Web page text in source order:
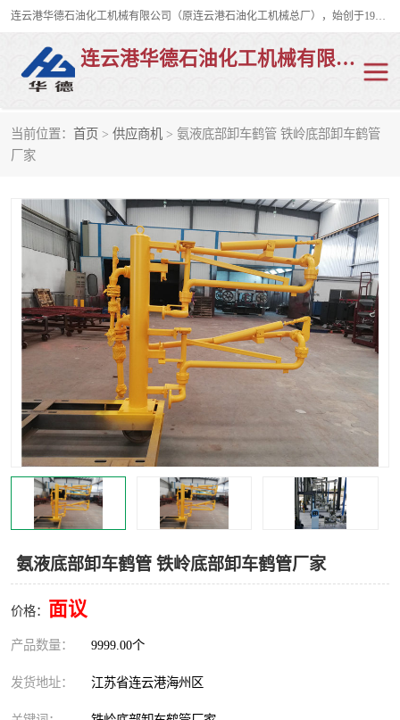
连云港华德石油化工机械有限公司（原连云港石油化工机械总厂），始创于1982年，是从事码头船用流体装卸臂、陆用流体装卸臂（鹤管）、活动梯、钢构平台、定量装车系统等全系列流体装卸设备的设计、制造、销售以及服务的专业供应商。
连云港华德石油化工机械有限公司
当前位置： 首页 > 供应商机 > 氨液底部卸车鹤管 铁岭底部卸车鹤管
厂家
氨液底部卸车鹤管 铁岭底部卸车鹤管厂家
价格： 面议
产品数量： 9999.00个
发货地址： 江苏省连云港海州区
陆用流体装卸臂
液氨鹤管 液氯鹤管
LNG鹤管 活动梯
平台栈桥 卸车鹤管
装车鹤管 输油臂
紧急脱离干式接头 火车鹤管
汽车鹤管
底部鹤管 低温鹤管
浮动出油装置 鹤管